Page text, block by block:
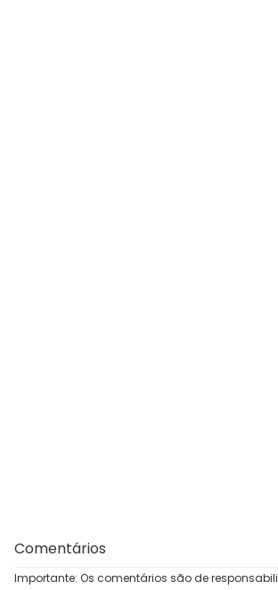
Comentários
Importante: Os comentários são de